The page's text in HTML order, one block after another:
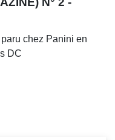
chez Panini en
DC